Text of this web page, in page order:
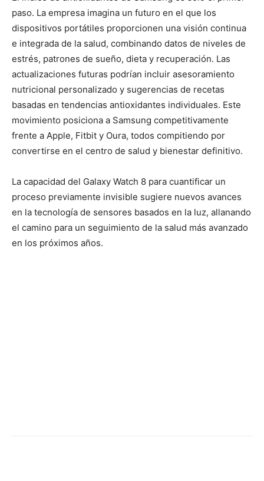
paso. La empresa imagina un futuro en el que los
dispositivos portátiles proporcionen una visión continua
e integrada de la salud, combinando datos de niveles de
estrés, patrones de sueño, dieta y recuperación. Las
actualizaciones futuras podrían incluir asesoramiento
nutricional personalizado y sugerencias de recetas
basadas en tendencias antioxidantes individuales. Este
movimiento posiciona a Samsung competitivamente
frente a Apple, Fitbit y Oura, todos compitiendo por
convertirse en el centro de salud y bienestar definitivo.
La capacidad del Galaxy Watch 8 para cuantificar un
proceso previamente invisible sugiere nuevos avances
en la tecnología de sensores basados ​​en la luz, allanando
el camino para un seguimiento de la salud más avanzado
en los próximos años.